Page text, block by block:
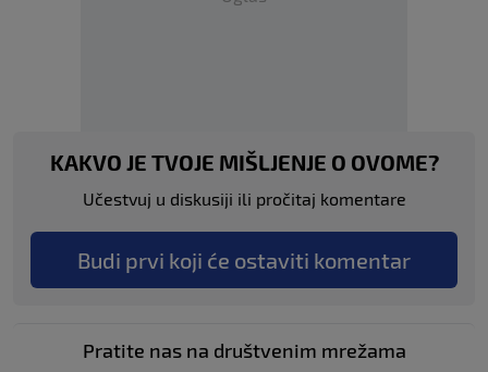
KAKVO JE TVOJE MIŠLJENJE O OVOME?
Učestvuj u diskusiji ili pročitaj komentare
Budi prvi koji će ostaviti komentar
Pratite nas na društvenim mrežama